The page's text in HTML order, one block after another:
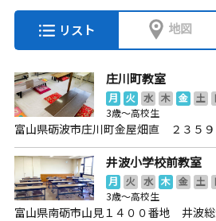
リスト 地図
庄川町教室
月 火 水 木 金 土
3歳～高校生
富山県砺波市庄川町金屋畑直 ２３５９
井波小学校前教室
月 火 水 木 金 土
3歳～高校生
富山県南砺市山見１４００番地 井波